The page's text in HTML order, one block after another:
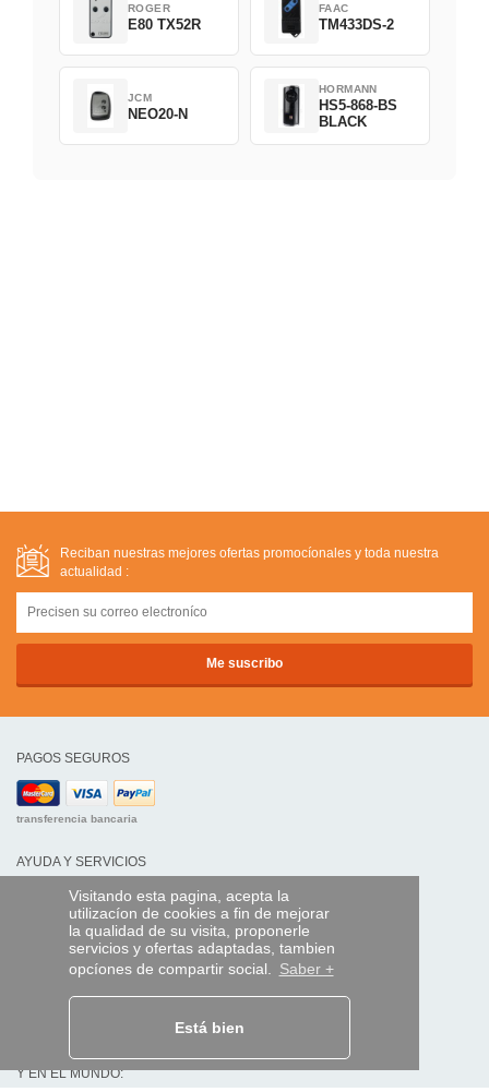
Visitando esta pagina, acepta la
utilizacíon de cookies a fin de mejorar
la qualidad de su visita, proponerle
servicios y ofertas adaptadas, tambien
opcíones de compartir social. Saber +
Está bien
ROGER
E80 TX52R
FAAC
TM433DS-2
JCM
NEO20-N
HORMANN
HS5-868-BS
BLACK
Reciban nuestras mejores ofertas promocíonales y toda nuestra
actualidad :
PAGOS SEGUROS
transferencia bancaria
AYUDA Y SERVICIOS
Localice su envío
MANDO EXPRESS
¿Quiénes somos?
Información legal
Y EN EL MUNDO: